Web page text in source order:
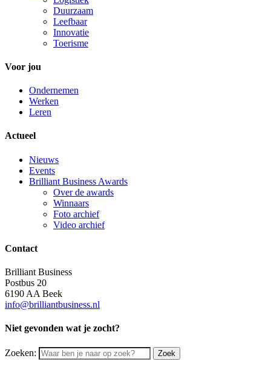
Duurzaam
Leefbaar
Innovatie
Toerisme
Voor jou
Ondernemen
Werken
Leren
Actueel
Nieuws
Events
Brilliant Business Awards
Over de awards
Winnaars
Foto archief
Video archief
Contact
Brilliant Business
Postbus 20
6190 AA Beek
info@brilliantbusiness.nl
Niet gevonden wat je zocht?
Zoeken: Zoek